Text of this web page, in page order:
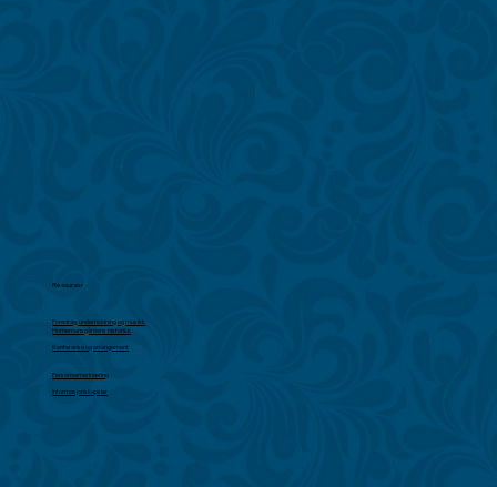
Ressurser
Foredrag, underholdning og musikk
Hornemansgårdens historikk
Konferanse og arrangement
Personvernerklæring
Informasjonskapsler